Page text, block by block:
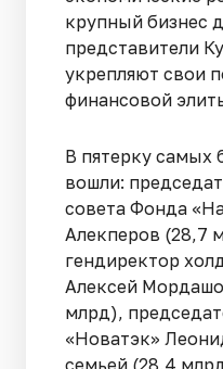
крупный бизнес
представители
укрепляют свои
финансовой
В пятерку самых
вошли:
совета Фонда
Алекперов (28,7
гендиректор
Алексей
млрд),
«Новатэк»
семьей (28,4